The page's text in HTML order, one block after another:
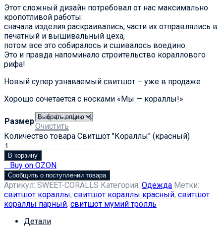
Этот сложный дизайн потребовал от нас максимально
кропотливой работы:
сначала изделия раскраивались, части их отправлялись в
печатный и вышивальный цеха,
потом все это собиралось и сшивалось воедино.
Это и правда напоминало строительство кораллового
рифа!
Новый супер узнаваемый свитшот – уже в продаже
Хорошо сочетается с носками «Мы — кораллы!»
Размер
Очистить
Количество товара Свитшот "Кораллы" (красный)
В корзину
Buy on OZON
Сообщить о поступлении товара
Артикул: SWEET-CORALLS Категория: Одежда Метки:
свитшот кораллы, свитшот кораллы красный, свитшот
кораллы парный, свитшот мумий тролль
Детали